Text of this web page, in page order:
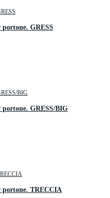
GRESS
GRESS/BIG
TRECCIA